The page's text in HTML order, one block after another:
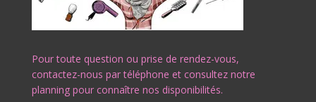
Pour toute question ou prise de rendez-vous,
contactez-nous par téléphone et consultez notre
planning pour connaître nos disponibilités.